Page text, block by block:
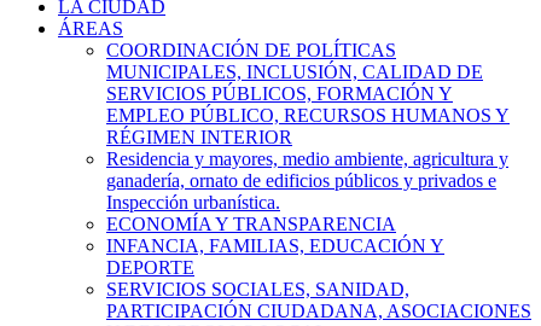
LA CIUDAD
ÁREAS
COORDINACIÓN DE POLÍTICAS
MUNICIPALES, INCLUSIÓN, CALIDAD DE
SERVICIOS PÚBLICOS, FORMACIÓN Y
EMPLEO PÚBLICO, RECURSOS HUMANOS Y
RÉGIMEN INTERIOR
Residencia y mayores, medio ambiente, agricultura y
ganadería, ornato de edificios públicos y privados e
Inspección urbanística.
ECONOMÍA Y TRANSPARENCIA
INFANCIA, FAMILIAS, EDUCACIÓN Y
DEPORTE
SERVICIOS SOCIALES, SANIDAD,
PARTICIPACIÓN CIUDADANA, ASOCIACIONES